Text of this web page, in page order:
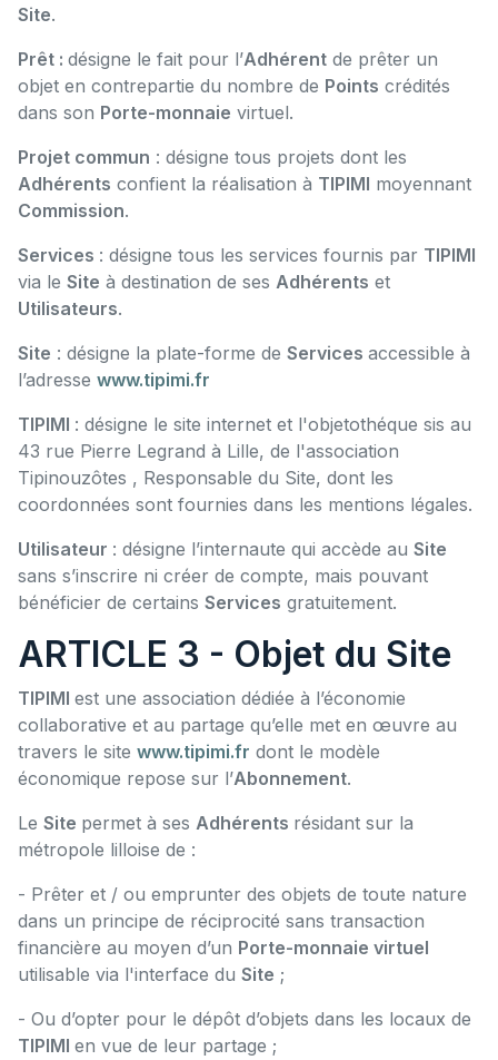
Site.
Prêt : désigne le fait pour l’Adhérent de prêter un
objet en contrepartie du nombre de Points crédités
dans son Porte-monnaie virtuel.
Projet commun : désigne tous projets dont les
Adhérents confient la réalisation à TIPIMI moyennant
Commission.
Services : désigne tous les services fournis par TIPIMI
via le Site à destination de ses Adhérents et
Utilisateurs.
Site : désigne la plate-forme de Services accessible à
l’adresse www.tipimi.fr
TIPIMI : désigne le site internet et l'objetothéque sis au
43 rue Pierre Legrand à Lille, de l'association
Tipinouzôtes , Responsable du Site, dont les
coordonnées sont fournies dans les mentions légales.
Utilisateur : désigne l’internaute qui accède au Site
sans s’inscrire ni créer de compte, mais pouvant
bénéficier de certains Services gratuitement.
ARTICLE 3 - Objet du Site
TIPIMI est une association dédiée à l’économie
collaborative et au partage qu’elle met en œuvre au
travers le site www.tipimi.fr dont le modèle
économique repose sur l’Abonnement.
Le Site permet à ses Adhérents résidant sur la
métropole lilloise de :
- Prêter et / ou emprunter des objets de toute nature
dans un principe de réciprocité sans transaction
financière au moyen d’un Porte-monnaie virtuel
utilisable via l'interface du Site ;
- Ou d’opter pour le dépôt d’objets dans les locaux de
TIPIMI en vue de leur partage ;